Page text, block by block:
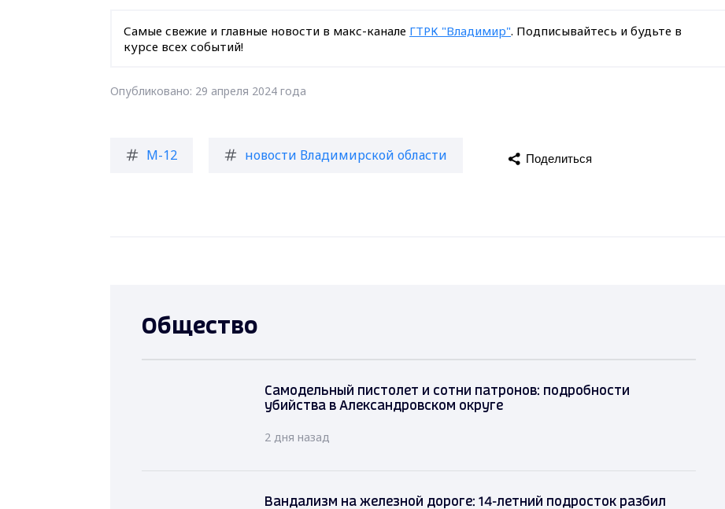
Самые свежие и главные новости в макс-канале ГТРК "Владимир". Подписывайтесь и будьте в
курсе всех событий!
Опубликовано: 29 апреля 2024 года
М-12 новости Владимирской области Поделиться
Общество
Самодельный пистолет и сотни патронов: подробности
убийства в Александровском округе
2 дня назад
Вандализм на железной дороге: 14-летний подросток разбил